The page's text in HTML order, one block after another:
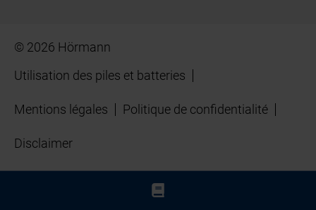
© 2026 Hörmann
Utilisation des piles et batteries
Mentions légales Politique de confidentialité
Disclaimer